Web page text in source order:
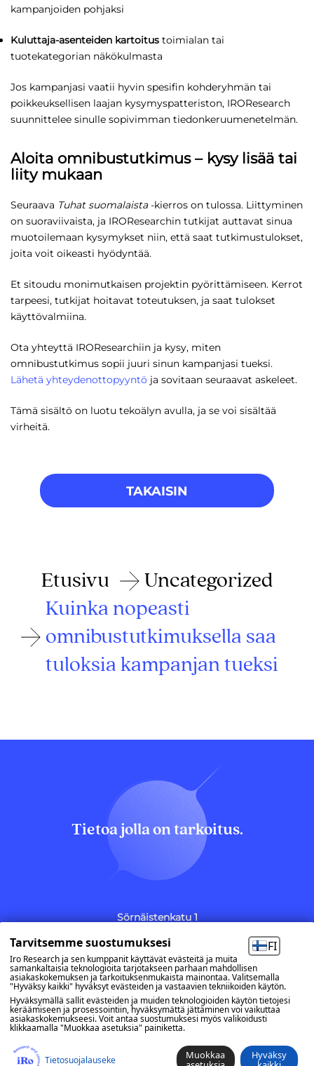
kampanjoiden pohjaksi
Kuluttaja-asenteiden kartoitus toimialan tai
tuotekategorian näkökulmasta
Jos kampanjasi vaatii hyvin spesifin kohderyhmän tai
poikkeuksellisen laajan kysymyspatteriston, IROResearch
suunnittelee sinulle sopivimman tiedonkeruumenetelmän.
Aloita omnibustutkimus – kysy lisää tai
liity mukaan
Seuraava Tuhat suomalaista-kierros on tulossa. Liittyminen
on suoraviivaista, ja IROResearchin tutkijat auttavat sinua
muotoilemaan kysymykset niin, että saat tutkimustulokset,
joita voit oikeasti hyödyntää.
Et sitoudu monimutkaisen projektin pyörittämiseen. Kerrot
tarpeesi, tutkijat hoitavat toteutuksen, ja saat tulokset
käyttövalmiina.
Ota yhteyttä IROResearchiin ja kysy, miten
omnibustutkimus sopii juuri sinun kampanjasi tueksi.
Lähetä yhteydenottopyyntö ja sovitaan seuraavat askeleet.
Tämä sisältö on luotu tekoälyn avulla, ja se voi sisältää
virheitä.
TAKAISIN
Etusivu
Uncategorized
Kuinka nopeasti
omnibustutkimuksella saa
tuloksia kampanjan tueksi
Tietoa jolla on tarkoitus.
Sörnäistenkatu 1
(09) 7740 600
etunimi.sukunimi@iro.fi
Evästeasetukset
OTA YHTEYTTÄ
FI
Tarvitsemme suostumuksesi
Iro Research ja sen kumppanit käyttävät evästeitä ja muita
samankaltaisia teknologioita tarjotakseen parhaan mahdollisen
asiakaskokemuksen ja tarkoituksenmukaista mainontaa. Valitsemalla
"Hyväksy kaikki" hyväksyt evästeiden ja vastaavien tekniikoiden käytön.
Hyväksymällä sallit evästeiden ja muiden teknologioiden käytön tietojesi
keräämiseen ja prosessointiin, hyväksymättä jättäminen voi vaikuttaa
asiakaskokemukseesi. Voit antaa suostumuksesi myös valikoidusti
klikkaamalla "Muokkaa asetuksia" painiketta.
Tietosuoja­lauseke Muokkaa Hyväksy